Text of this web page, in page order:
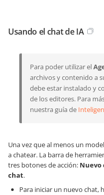
Usando el chat de IA
Para poder utilizar el
archivos y contenido a
debe estar instalado y
de los editores. Para
nuestra guía de
Una vez que al menos un
a chatear. La barra de
tres botones de acción: Nuevo
chat.
Para iniciar un nuevo chat,